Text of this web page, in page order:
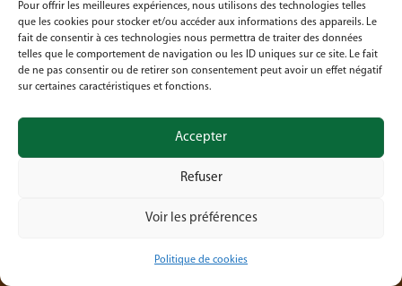
Pour offrir les meilleures expériences, nous utilisons des technologies telles
que les cookies pour stocker et/ou accéder aux informations des appareils. Le
fait de consentir à ces technologies nous permettra de traiter des données
telles que le comportement de navigation ou les ID uniques sur ce site. Le fait
de ne pas consentir ou de retirer son consentement peut avoir un effet négatif
sur certaines caractéristiques et fonctions.
Accepter
Refuser
Voir les préférences
Politique de cookies
décernés par Canopea
Découvrez nos activités dans le cadre de « La
Semaine Bio 2026 »
Le Crabe asbl fête ses 50 ans en 2026!
© Crabe asbl 2026 | Design by Digima
Suivre